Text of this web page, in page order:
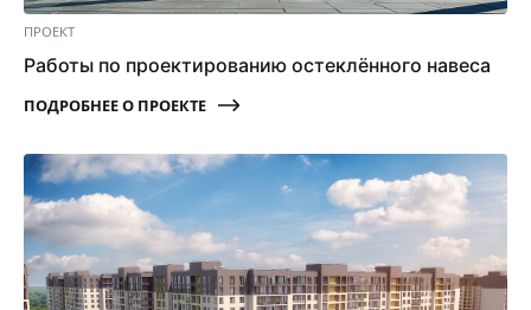
ПРОЕКТ
Работы по проектированию остеклённого навеса
ПОДРОБНЕЕ О ПРОЕКТЕ